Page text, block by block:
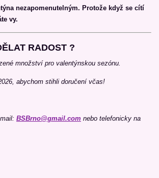
nezapomenutelným. Protože když se cítí
vy.
RADOST ?
množství pro valentýnskou sezónu.
abychom stihli doručení včas!
BSBrno@gmail.com nebo telefonicky na